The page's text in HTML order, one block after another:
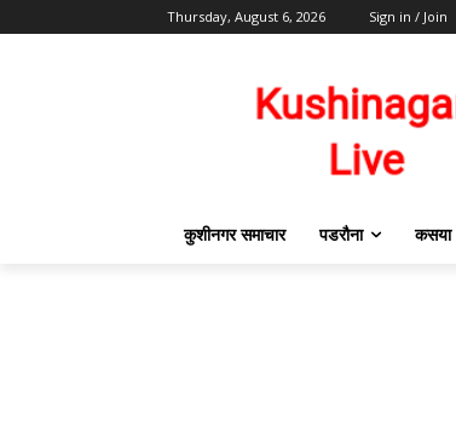
Thursday, August 6, 2026 Sign in / Join
कुशीनगर समाचार पडरौना कसया